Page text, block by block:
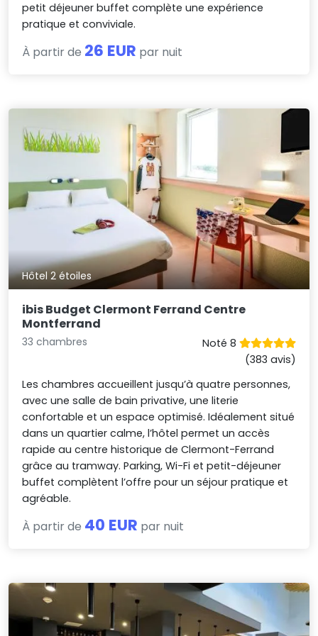
petit déjeuner buffet complète une expérience
pratique et conviviale.
À partir de 26 EUR par nuit
Hôtel 2 étoiles
ibis Budget Clermont Ferrand Centre
Montferrand
33 chambres
Noté 8
(383 avis)
Les chambres accueillent jusqu’à quatre personnes,
avec une salle de bain privative, une literie
confortable et un espace optimisé. Idéalement situé
dans un quartier calme, l’hôtel permet un accès
rapide au centre historique de Clermont-Ferrand
grâce au tramway. Parking, Wi-Fi et petit-déjeuner
buffet complètent l’offre pour un séjour pratique et
agréable.
À partir de 40 EUR par nuit